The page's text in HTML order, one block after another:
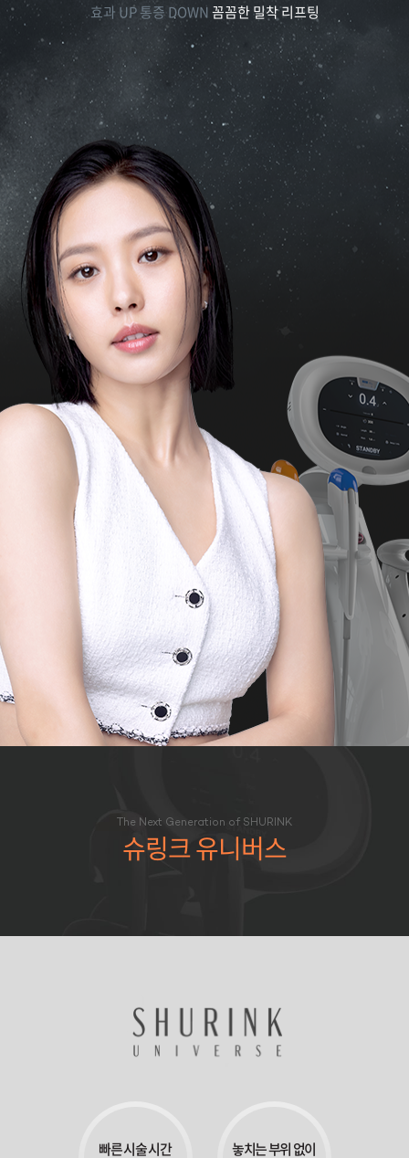
효과 UP 통증 DOWN꼼꼼한 밀착 리프팅
The Next Generation of SHURINK
슈링크 유니버스
빠른 시술 시간
놓치는 부위 없이